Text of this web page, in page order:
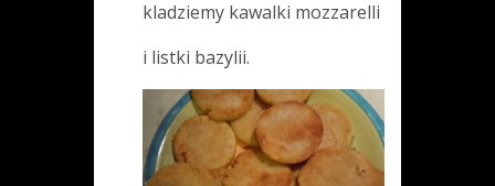
kladziemy kawalki mozzarelli
i listki bazylii.